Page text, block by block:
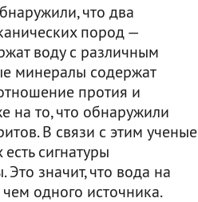
что два
пород —
воду с различным
минералы содержат
протия и
на то, что обнаружили
В связи с этим ученые
сигнатуры
значит, что вода на
одного источника.